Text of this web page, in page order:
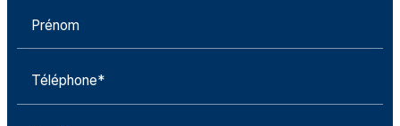
Prénom
Téléphone*